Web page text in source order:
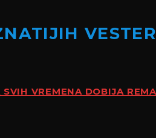
VREMENA DOBIJA